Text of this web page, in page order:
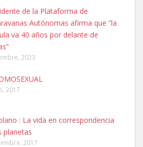
JOSE MESA Y LOPEZ
CON MICROCHIP PERDIDO HOY
Y LOPEZ. ES MUY ASUSTADIZO
6.7.2025
ninfa papillera, asustada tiene miedo a la
de la Plataforma de
Autónomas afirma que “la
va 40 años por delante de
2023
2017
: La vida en correspondencia
planetas
2017